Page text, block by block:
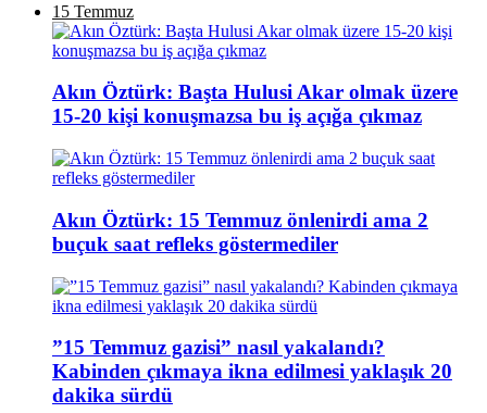
15 Temmuz
Akın Öztürk: Başta Hulusi Akar olmak üzere
15-20 kişi konuşmazsa bu iş açığa çıkmaz
Akın Öztürk: 15 Temmuz önlenirdi ama 2
buçuk saat refleks göstermediler
”15 Temmuz gazisi” nasıl yakalandı?
Kabinden çıkmaya ikna edilmesi yaklaşık 20
dakika sürdü